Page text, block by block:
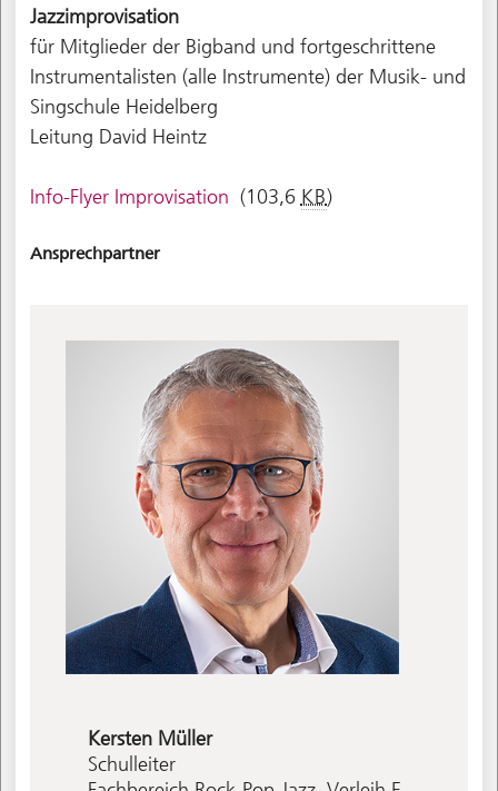
Jazzimprovisation
für Mitglieder der Bigband und fortgeschrittene
Instrumentalisten (alle Instrumente) der Musik- und
Singschule Heidelberg
Leitung David Heintz
Info-Flyer Improvisation (103,6 KB)
Ansprechpartner
Kersten Müller
Schulleiter